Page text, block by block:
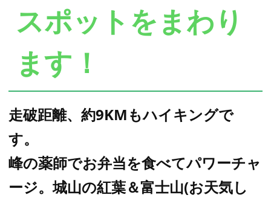
スポットをまわり
ます！
走破距離、約9KMもハイキングで
す。
峰の薬師でお弁当を食べてパワーチャ
ージ。城山の紅葉＆富士山(お天気し